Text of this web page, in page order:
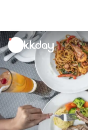
unread
notifications